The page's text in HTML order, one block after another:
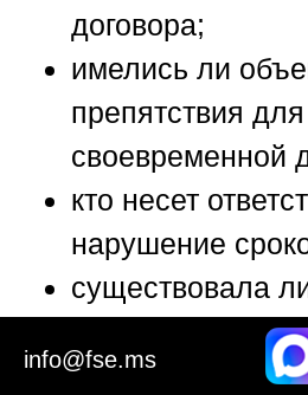
договора;
имелись ли
препятствия для
своевременной
кто несет
нарушение
существовала
избежать
являются ли
info@fse.ms